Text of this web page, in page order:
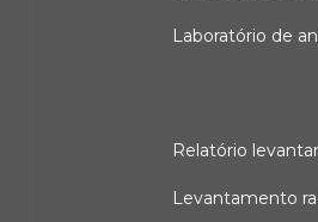
laboratório de
relatório
levantamento